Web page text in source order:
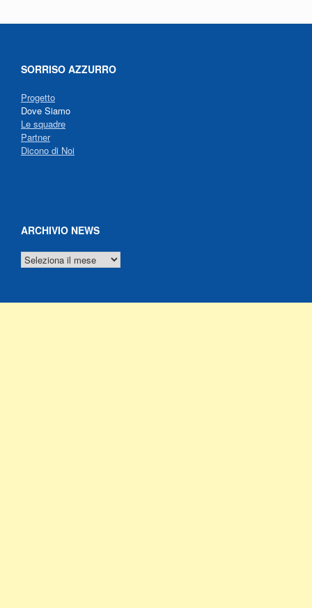
SORRISO AZZURRO
Progetto
Dove Siamo
Le squadre
Partner
Dicono di Noi
ARCHIVIO NEWS
ARCHIVIO
NEWS